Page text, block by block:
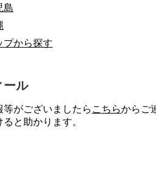
島
プから探す
ール
等がございましたら こちらからご
と助かります。